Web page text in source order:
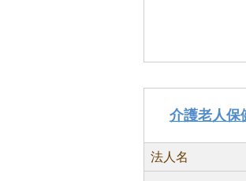
介護老人保
法人名